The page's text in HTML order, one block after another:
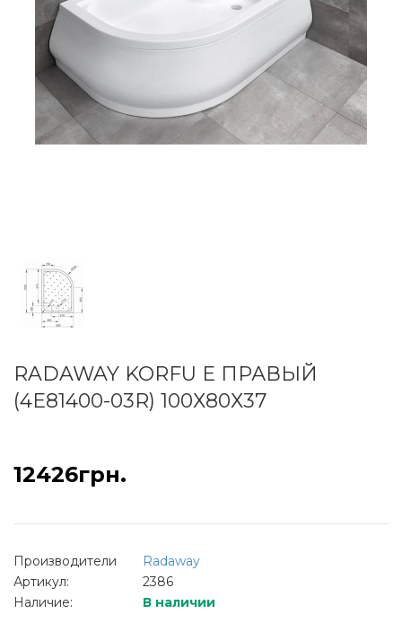
RADAWAY KORFU E ПРАВЫЙ
(4E81400-03R) 100Х80Х37
12426грн.
Производители
Radaway
Артикул:
2386
Наличие:
В наличии